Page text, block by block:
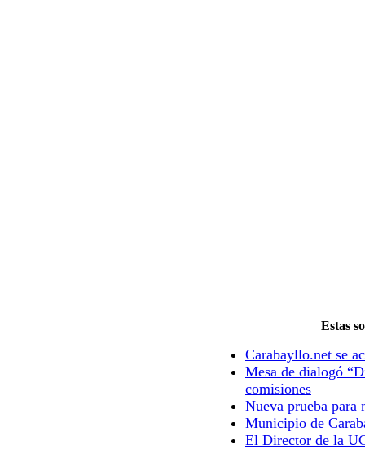
Estas
Carabayllo.net se
Mesa de dialogó
comisiones
Nueva prueba para
Municipio de
El Director de la